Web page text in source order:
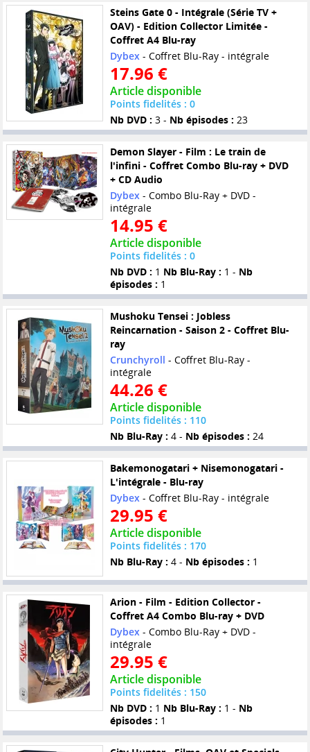
Steins Gate 0 - Intégrale (Série TV +
OAV) - Edition Collector Limitée -
Coffret A4 Blu-ray
Dybex- Coffret Blu-Ray - intégrale
17.96 €
Article disponible
Points fidelités : 0
Nb DVD : 3 - Nb épisodes : 23
Demon Slayer - Film : Le train de
l'infini - Coffret Combo Blu-ray + DVD
+ CD Audio
Dybex- Combo Blu-Ray + DVD -
intégrale
14.95 €
Article disponible
Points fidelités : 0
Nb DVD : 1 Nb Blu-Ray : 1 - Nb
épisodes : 1
Mushoku Tensei : Jobless
Reincarnation - Saison 2 - Coffret Blu-
ray
Crunchyroll - Coffret Blu-Ray -
intégrale
44.26 €
Article disponible
Points fidelités : 110
Nb Blu-Ray : 4 - Nb épisodes : 24
Bakemonogatari + Nisemonogatari -
L'intégrale - Blu-ray
Dybex- Coffret Blu-Ray - intégrale
29.95 €
Article disponible
Points fidelités : 170
Nb Blu-Ray : 4 - Nb épisodes : 1
Arion - Film - Edition Collector -
Coffret A4 Combo Blu-ray + DVD
Dybex- Combo Blu-Ray + DVD -
intégrale
29.95 €
Article disponible
Points fidelités : 150
Nb DVD : 1 Nb Blu-Ray : 1 - Nb
épisodes : 1